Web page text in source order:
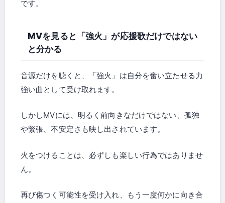
です。
MVを見ると「強火」が応援歌だけではない
と分かる
音源だけを聴くと、「強火」は自分を奮い立たせる力
強い曲として受け取れます。
しかしMVには、明るく前向きなだけではない、孤独
や緊張、不安定さも映し出されています。
火をつけることは、必ずしも楽しい行為ではありませ
ん。
再び傷つく可能性を受け入れ、もう一度何かに向き合